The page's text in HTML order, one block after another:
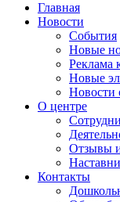
Главная
Новости
События
Новые
Реклама
Новые
Новости
О центре
Отзывы
Контакты